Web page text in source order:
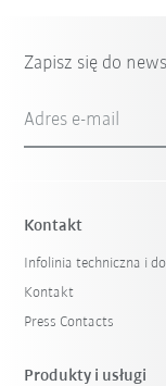
Zapisz się do
Adres e-mail
Kontakt
Infolinia techniczna i
Kontakt
Press Contacts
Produkty i usługi